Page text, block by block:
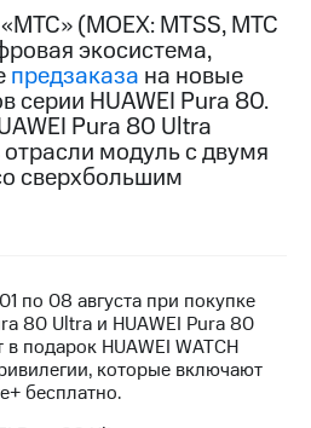
(MOEX: MTSS, МТС
экосистема,
предзаказа на новые
серии HUAWEI Pura 80.
Pura 80 Ultra
модуль с двумя
сверхбольшим
по 08 августа при покупке
80 Ultra и HUAWEI Pura 80
подарок HUAWEI WATCH
которые включают
бесплатно.